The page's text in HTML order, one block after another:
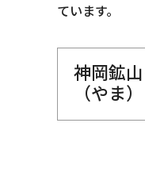
ています。
神岡鉱
（やま